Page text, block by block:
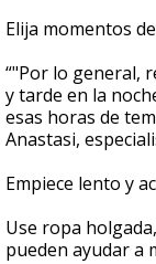
Elija momentos
“"Por lo general,
y tarde en la
esas horas de
Anastasi,
Empiece lento y
Use ropa
pueden ayudar a